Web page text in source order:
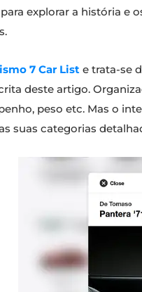
explorar a história e
7 Car List e trata-se
deste artigo.
peso etc. Mas o
suas categorias